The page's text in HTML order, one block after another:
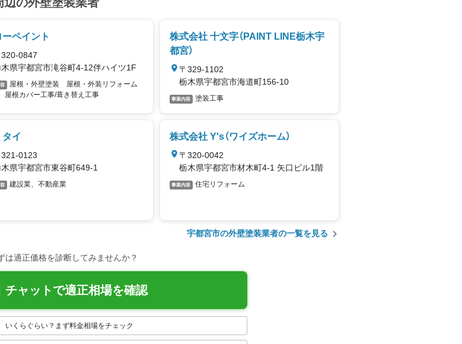
ーペイント
320-0847
県宇都宮市滝谷町4-12伴ハイツ1F
屋根・外壁塗装 屋根・外装リフォーム
根カバー工事/葺き替え工事
株式会社 十文字（PAINT LINE栃木宇
都宮）
〒329-1102
栃木県宇都宮市海道町156-10
事業内容 塗装工事
タイ
321-0123
県宇都宮市東谷町649-1
建設業、不動産業
株式会社 Y's（ワイズホーム）
〒320-0042
栃木県宇都宮市材木町4-1 矢口ビル1階
事業内容 住宅リフォーム
宇都宮市の外壁塗装業者の一覧を見る
は適正価格を診断してみませんか？
チャットで適正相場を確認
いくらぐらい？まず料金相場をチェック